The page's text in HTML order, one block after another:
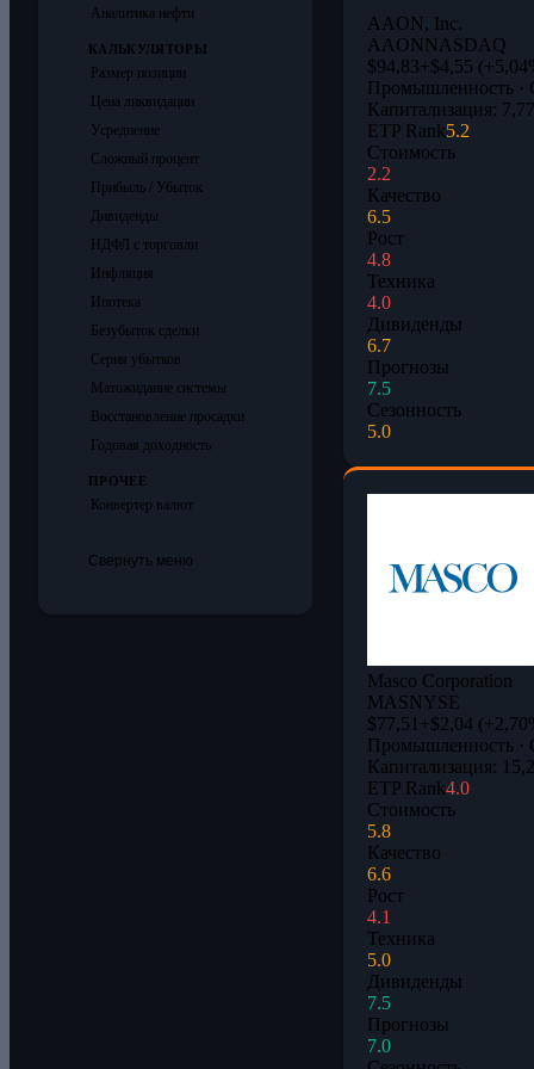
Аналитика нефти
КАЛЬКУЛЯТОРЫ
Размер позиции
Цена ликвидации
Усреднение
Сложный процент
Прибыль / Убыток
Дивиденды
НДФЛ с торговли
Инфляция
Ипотека
Безубыток сделки
Серия убытков
Матожидание системы
Восстановление просадки
Годовая доходность
ПРОЧЕЕ
Конвертер валют
Свернуть меню
AAON, Inc.
AAONNASDAQ
$94,83+$4,55
Промышленность ·
Капитализация:
ETP Rank5.2
Стоимость
2.2
Качество
6.5
Рост
4.8
Техника
4.0
Дивиденды
6.7
Прогнозы
7.5
Сезонность
5.0
Masco Corporation
MASNYSE
$77,51 +$2,04
Промышленность ·
Капитализация:
ETP Rank4.0
Стоимость
5.8
Качество
6.6
Рост
4.1
Техника
5.0
Дивиденды
7.5
Прогнозы
7.0